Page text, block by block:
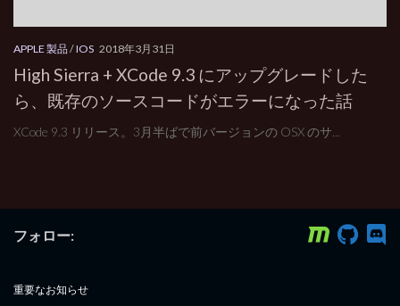
APPLE 製品/IOS 2018年3月31日
High Sierra + XCode 9.3 にアップグレードした
ら、既存のソースコードがエラーになった話
XCode 9.3 リリース。3月半ばで前バージョンの OSX のサ...
フォロー:
重要なお知らせ